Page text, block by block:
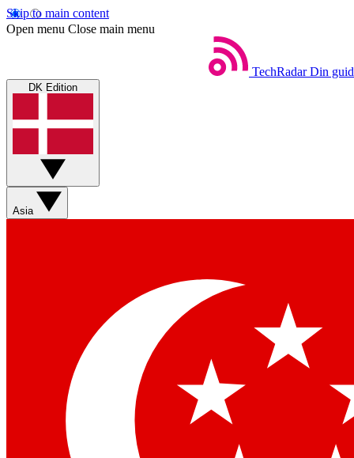
Skip to main content
Open menu Close main menu
TechRadar Din
DK Edition
Asia